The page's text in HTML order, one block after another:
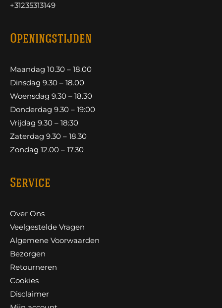
+31235313149
Openingstijden
Maandag 10.30 – 18.00
Dinsdag 9.30 – 18.00
Woensdag 9.30 – 18.30
Donderdag 9.30 – 19:00
Vrijdag 9.30 – 18:30
Zaterdag 9.30 – 18.30
Zondag 12.00 – 17.30
Service
Over Ons
Veelgestelde Vragen
Algemene Voorwaarden
Bezorgen
Retourneren
Cookies
Disclaimer